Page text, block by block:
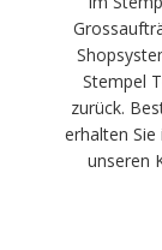
Stempel
zurück.
erhalten
unseren